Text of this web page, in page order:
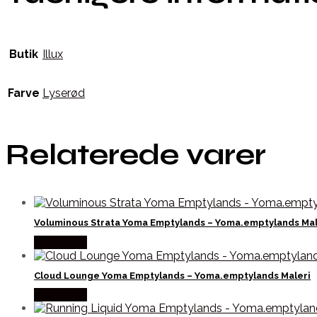
Butik Illux
Farve Lyserød
Relaterede varer
Voluminous Strata Yoma Emptylands – Yoma.emptylands
Cloud Lounge Yoma Emptylands – Yoma.emptylands Maleri